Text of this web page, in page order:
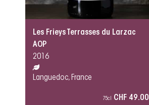
Les Frieys Terrasses du Larzac
AOP
2016
Languedoc, France
75cl CHF 49.00